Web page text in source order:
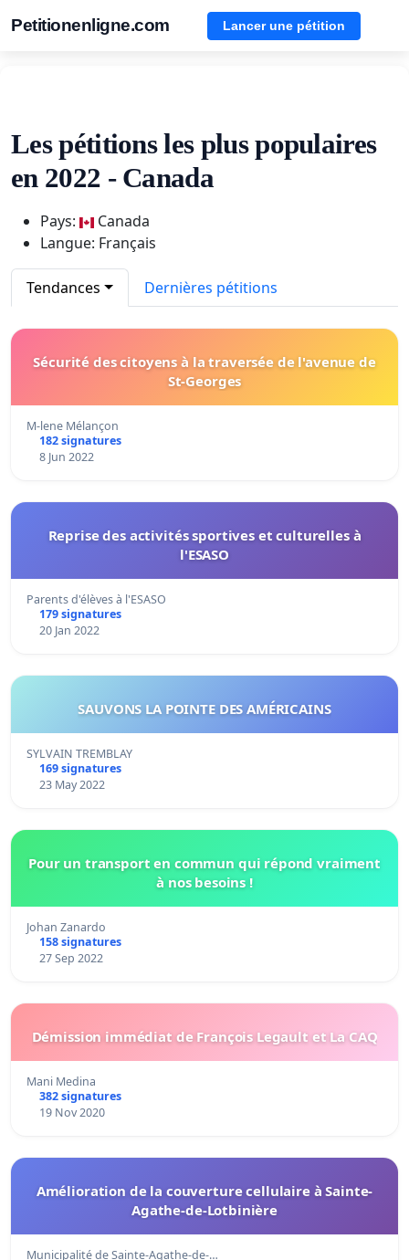
Petitionenligne.com Lancer une pétition
Les pétitions les plus populaires
en 2022 - Canada
Pays:
Canada
Langue: Français
Tendances Dernières pétitions
Sécurité des citoyens à la traversée de l'avenue de
St-Georges
M-lene Mélançon
182 signatures
8 Jun 2022
Reprise des activités sportives et culturelles à
l'ESASO
Parents d'élèves à l'ESASO
179 signatures
20 Jan 2022
SAUVONS LA POINTE DES AMÉRICAINS
SYLVAIN TREMBLAY
169 signatures
23 May 2022
Pour un transport en commun qui répond vraiment
à nos besoins !
Johan Zanardo
158 signatures
27 Sep 2022
Démission immédiat de François Legault et La CAQ
Mani Medina
382 signatures
19 Nov 2020
Amélioration de la couverture cellulaire à Sainte-
Agathe-de-Lotbinière
Municipalité de Sainte-Agathe-de-…